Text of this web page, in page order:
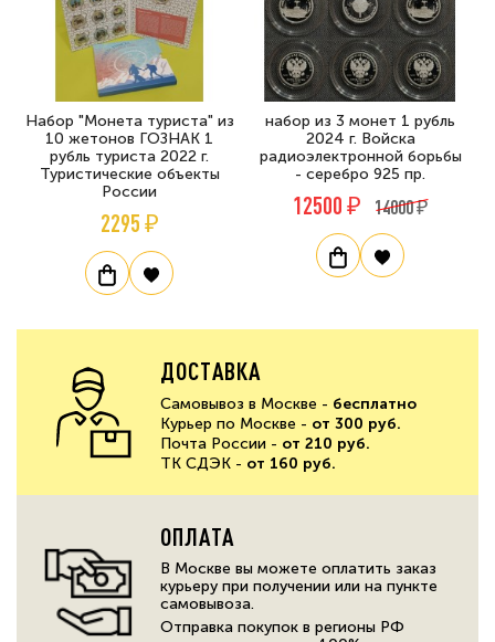
Набор "Монета туриста" из
10 жетонов ГОЗНАК 1
рубль туриста 2022 г.
Туристические объекты
России
2295 ₽
набор из 3 монет 1 рубль
2024 г. Войска
радиоэлектронной борьбы
- серебро 925 пр.
12500 ₽ 14000 ₽
ДОСТАВКА
Самовывоз в Москве - бесплатно
Курьер по Москве - от 300 руб.
Почта России - от 210 руб.
ТК СДЭК - от 160 руб.
ОПЛАТА
В Москве вы можете оплатить заказ
курьеру при получении или на пункте
самовывоза.
Отправка покупок в регионы РФ